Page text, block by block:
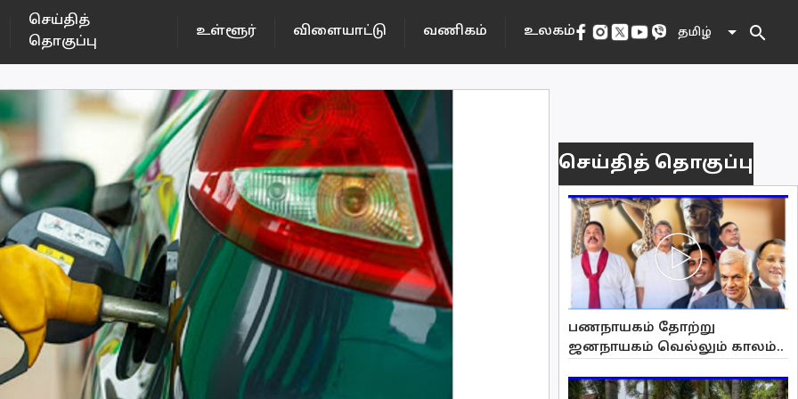
செய்தித்
தொகுப்பு
உள்ளூர் விளையாட்டு வணிகம் உலகம் தமிழ் search
செய்தித் தொகுப்பு
பணநாயகம் தோற்று
ஜனநாயகம் வெல்லும் காலம்..